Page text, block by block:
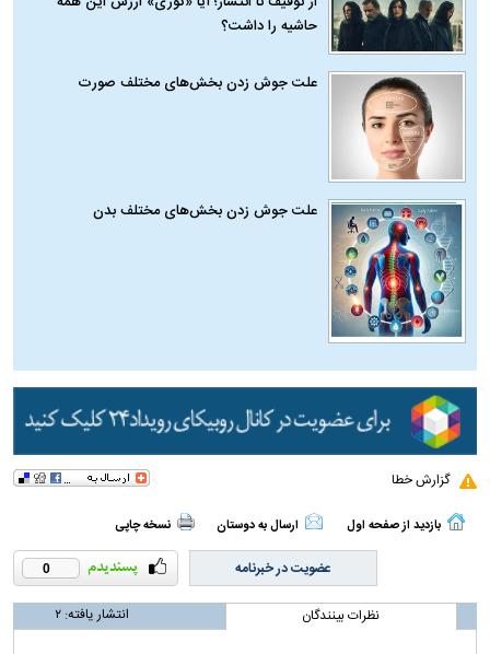
حاشیه را داشت؟
علت جوش زدن بخش‌های مختلف صورت
علت جوش زدن بخش‌های مختلف بدن
گزارش خطا
بازدید از صفحه اول ارسال به دوستان نسخه چاپی
0 عضویت در خبرنامه
نظرات بینندگان انتشار یافته:۲